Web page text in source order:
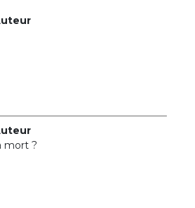
mort ?